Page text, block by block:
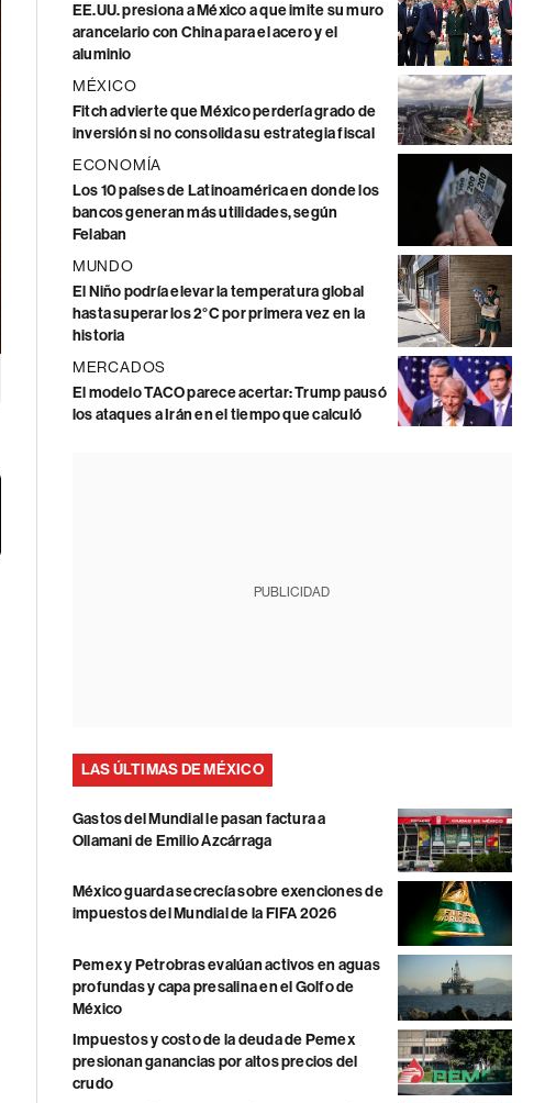
EE.UU. presiona a México a que imite su muro
arancelario con China para el acero y el
aluminio
MÉXICO
Fitch advierte que México perdería grado de
inversión si no consolida su estrategia fiscal
ECONOMÍA
Los 10 países de Latinoamérica en donde los
bancos generan más utilidades, según
Felaban
MUNDO
El Niño podría elevar la temperatura global
hasta superar los 2°C por primera vez en la
historia
MERCADOS
El modelo TACO parece acertar: Trump pausó
los ataques a Irán en el tiempo que calculó
PUBLICIDAD
LAS ÚLTIMAS DE MÉXICO
Gastos del Mundial le pasan factura a
Ollamani de Emilio Azcárraga
México guarda secrecía sobre exenciones de
impuestos del Mundial de la FIFA 2026
Pemex y Petrobras evalúan activos en aguas
profundas y capa presalina en el Golfo de
México
Impuestos y costo de la deuda de Pemex
presionan ganancias por altos precios del
crudo